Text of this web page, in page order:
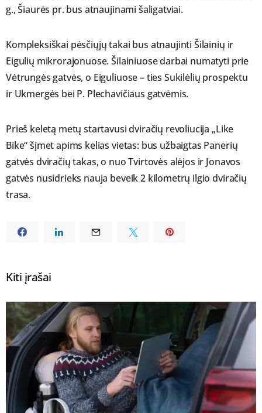
g., Šiaurės pr. bus atnaujinami šaligatviai.
Kompleksiškai pėsčiųjų takai bus atnaujinti Šilainių ir
Eigulių mikrorajonuose. Šilainiuose darbai numatyti prie
Vėtrungės gatvės, o Eiguliuose – ties Sukilėlių prospektu
ir Ukmergės bei P. Plechavičiaus gatvėmis.
Prieš keletą metų startavusi dviračių revoliucija „Like
Bike“ šįmet apims kelias vietas: bus užbaigtas Panerių
gatvės dviračių takas, o nuo Tvirtovės alėjos ir Jonavos
gatvės nusidrieks nauja beveik 2 kilometrų ilgio dviračių
trasa.
Kiti įrašai